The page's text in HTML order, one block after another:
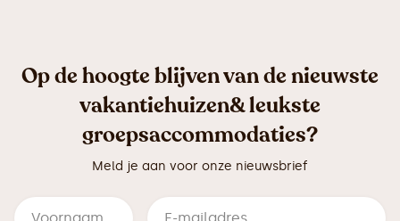
Op de hoogte blijven van de nieuwste
vakantiehuizen& leukste
groepsaccommodaties?
Meld je aan voor onze nieuwsbrief